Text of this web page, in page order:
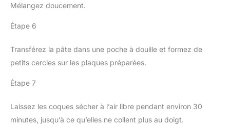
Mélangez doucement.
Étape 6
Transférez la pâte dans une poche à douille et formez de
petits cercles sur les plaques préparées.
Étape 7
Laissez les coques sécher à l’air libre pendant environ 30
minutes, jusqu’à ce qu’elles ne collent plus au doigt.